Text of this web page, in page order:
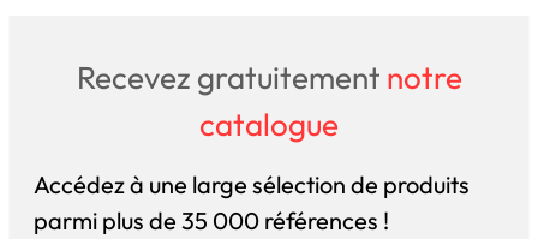
Recevez gratuitement notre
catalogue
Accédez à une large sélection de produits
parmi plus de 35 000 références !